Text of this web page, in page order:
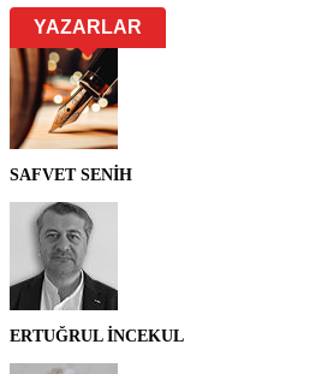
YAZARLAR
SAFVET SENİH
ERTUĞRUL İNCEKUL